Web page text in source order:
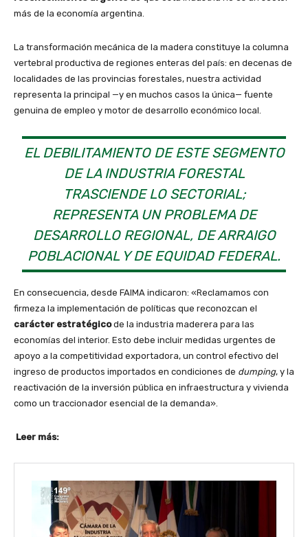
más de la economía argentina.
La transformación mecánica de la madera constituye la columna
vertebral productiva de regiones enteras del país: en decenas de
localidades de las provincias forestales, nuestra actividad
representa la principal —y en muchos casos la única— fuente
genuina de empleo y motor de desarrollo económico local.
EL DEBILITAMIENTO DE ESTE SEGMENTO
DE LA INDUSTRIA FORESTAL
TRASCIENDE LO SECTORIAL;
REPRESENTA UN PROBLEMA DE
DESARROLLO REGIONAL, DE ARRAIGO
POBLACIONAL Y DE EQUIDAD FEDERAL.
En consecuencia, desde FAIMA indicaron: «Reclamamos con
firmeza la implementación de políticas que reconozcan el
carácter estratégicode la industria maderera para las
economías del interior. Esto debe incluir medidas urgentes de
apoyo a la competitividad exportadora, un control efectivo del
ingreso de productos importados en condiciones de dumping, y la
reactivación de la inversión pública en infraestructura y vivienda
como un traccionador esencial de la demanda».
Leer más: